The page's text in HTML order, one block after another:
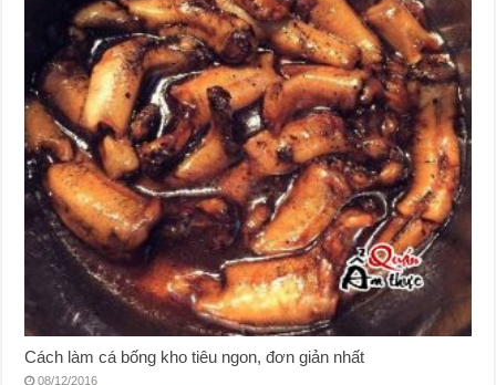
Cách làm cá bống kho tiêu ngon, đơn giản nhất
08/12/2016